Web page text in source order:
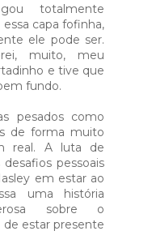
totalmente
capa fofinha,
ele pode ser.
muito, meu
e tive que
fundo.⁣
pesados como
de forma muito
real. A luta de
pessoais
em estar ao
uma história
sobre o
estar presente